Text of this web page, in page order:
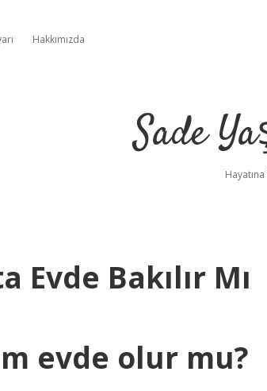
Hakkımızda
Sade
Evde Bakılır Mı
evde olur mu?